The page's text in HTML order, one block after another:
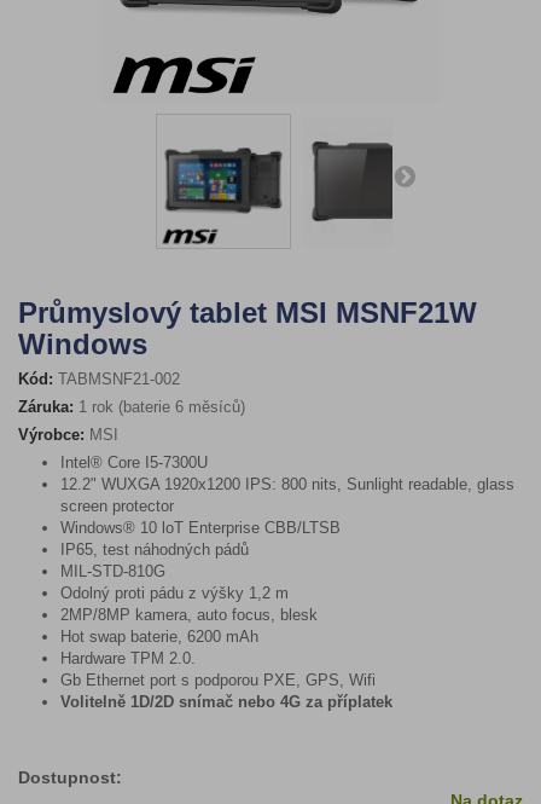
Průmyslový tablet MSI MSNF21W
Windows
Kód: TABMSNF21-002
Záruka: 1 rok (baterie 6 měsíců)
Výrobce: MSI
Intel® Core I5-7300U
12.2" WUXGA 1920x1200 IPS: 800 nits, Sunlight readable, glass
screen protector
Windows® 10 loT Enterprise CBB/LTSB
IP65, test náhodných pádů
MIL-STD-810G
Odolný proti pádu z výšky 1,2 m
2MP/8MP kamera, auto focus, blesk
Hot swap baterie, 6200 mAh
Hardware TPM 2.0.
Gb Ethernet port s podporou PXE, GPS, Wifi
Volitelně 1D/2D snímač nebo 4G za příplatek
Dostupnost: